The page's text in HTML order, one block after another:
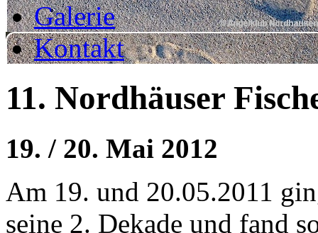
Galerie
Kontakt
11. Nordhäuser
19. / 20. Mai 2012
Am 19. und 20.05.2011
seine 2. Dekade und fand